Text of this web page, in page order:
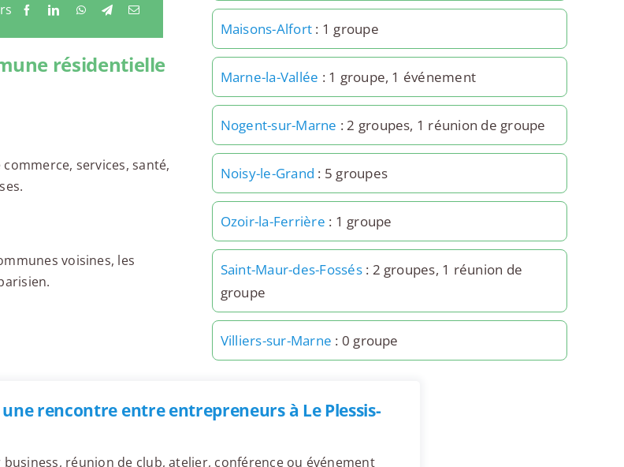
résidentielle
services, santé,
voisines, les
Maisons-Alfort : 1 groupe
Marne-la-Vallée : 1 groupe, 1 événement
Nogent-sur-Marne : 2 groupes, 1 réunion de groupe
Noisy-le-Grand : 5 groupes
Ozoir-la-Ferrière : 1 groupe
Saint-Maur-des-Fossés: 2 groupes, 1 réunion de
groupe
Villiers-sur-Marne : 0 groupe
rencontre entre entrepreneurs à Le Plessis-
réunion de club, atelier, conférence ou événement